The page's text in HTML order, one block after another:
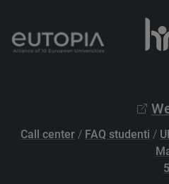
Call center / FAQ studenti /